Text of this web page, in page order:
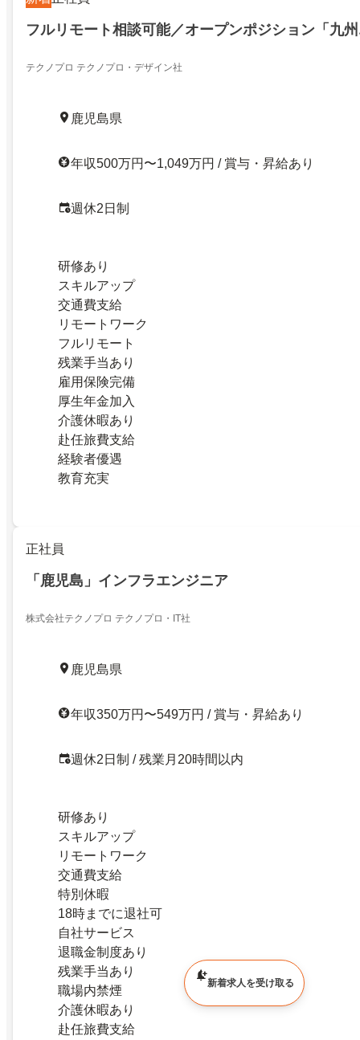
フルリモート相談可能／オープンポジション「九
テクノプロ テクノプロ・デザイン社
鹿児島県
年収500万円〜1,049万円 / 賞与・昇給あり
週休2日制
研修あり
スキルアップ
交通費支給
リモートワーク
フルリモート
残業手当あり
雇用保険完備
厚生年金加入
介護休暇あり
赴任旅費支給
経験者優遇
教育充実
正社員
「鹿児島」インフラエンジニア
株式会社テクノプロ テクノプロ・IT社
鹿児島県
年収350万円〜549万円 / 賞与・昇給あり
週休2日制 / 残業月20時間以内
研修あり
スキルアップ
リモートワーク
交通費支給
特別休暇
18時までに退社可
自社サービス
退職金制度あり
残業手当あり
職場内禁煙
介護休暇あり
赴任旅費支給
新着求人を受け取る